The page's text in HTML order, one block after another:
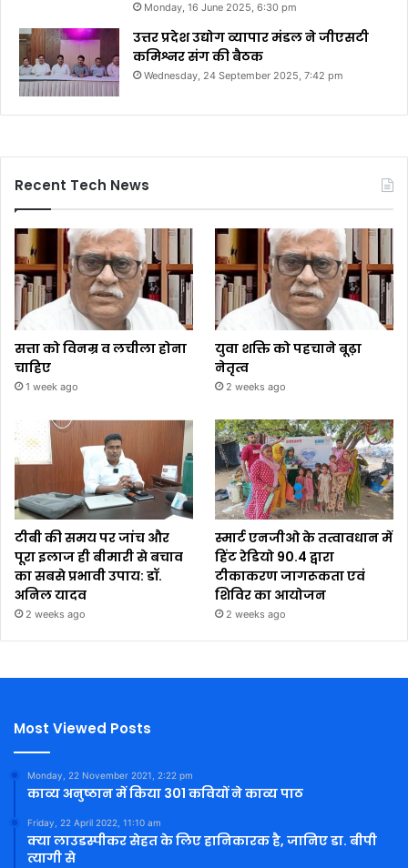
Monday, 16 June 2025, 6:30 pm
उत्तर प्रदेश उद्योग व्यापार मंडल ने जीएसटी
कमिश्नर संग की बैठक
Wednesday, 24 September 2025, 7:42 pm
Recent Tech News
सत्ता को विनम्र व लचीला होना
चाहिए
1 week ago
युवा शक्ति को पहचाने बूढ़ा
नेतृत्व
2 weeks ago
टीबी की समय पर जांच और
पूरा इलाज ही बीमारी से बचाव
का सबसे प्रभावी उपाय: डॉ.
अनिल यादव
2 weeks ago
स्मार्ट एनजीओ के तत्वावधान में
हिंट रेडियो 90.4 द्वारा
टीकाकरण जागरूकता एवं
शिविर का आयोजन
2 weeks ago
Most Viewed Posts
Monday, 22 November 2021, 2:22 pm
काव्य अनुष्ठान में किया 301 कवियों ने काव्य पाठ
Friday, 22 April 2022, 11:10 am
क्या लाउडस्पीकर सेहत के लिए हानिकारक है, जानिए डा. बीपी
त्यागी से